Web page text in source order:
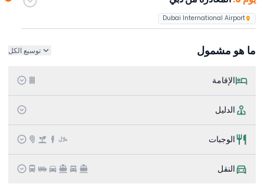
Dubai International Airport
ما هو مشمول توسيع الكل
الإقامة
الدليل
الوجبات
النقل